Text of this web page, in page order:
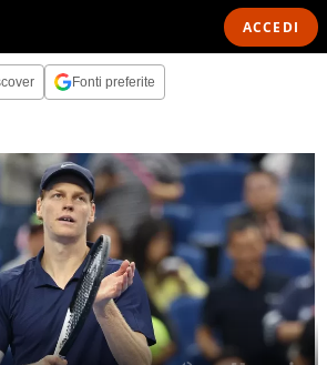
ACCEDI
Fonti preferite